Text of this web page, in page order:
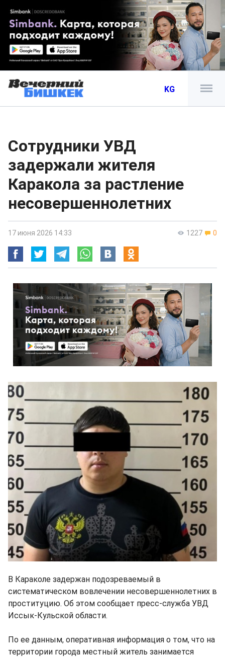
KG
Сотрудники УВД
задержали жителя
Каракола за растление
несовершеннолетних
1227 0
17 июня 2026 14:33
В Караколе задержан подозреваемый в
систематическом вовлечении несовершеннолетних в
проституцию. Об этом сообщает пресс-служба УВД
Иссык-Кульской области.
По ее данным, оперативная информация о том, что на
территории города местный житель занимается